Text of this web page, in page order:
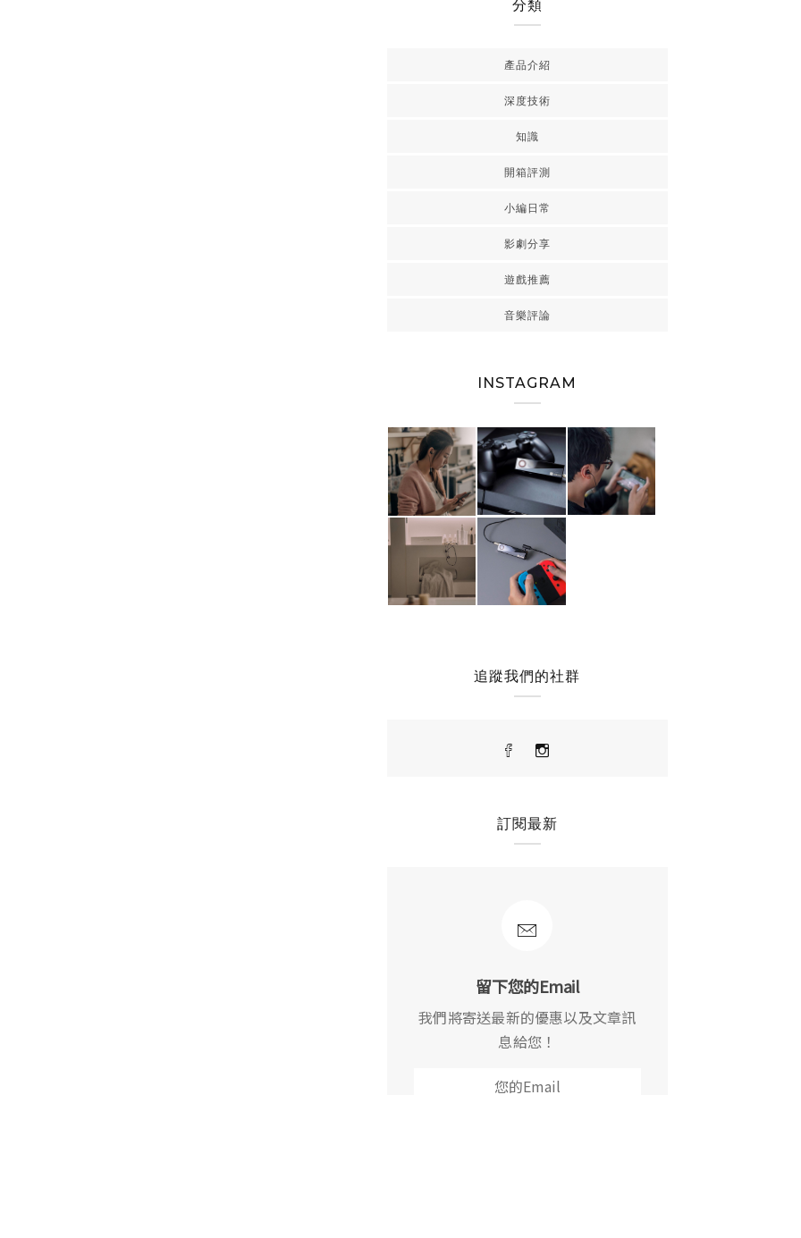
分類
產品介紹
深度技術
知識
開箱評測
小編日常
影劇分享
遊戲推薦
音樂評論
INSTAGRAM
追蹤我們的社群
訂閱最新
留下您的Email
我們將寄送最新的優惠以及文章訊
息給您！